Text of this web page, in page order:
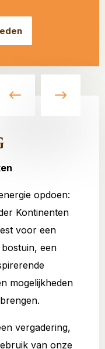
opdoen:
Kontinenten
voor een
een
mogelijkheden
vergadering,
van onze